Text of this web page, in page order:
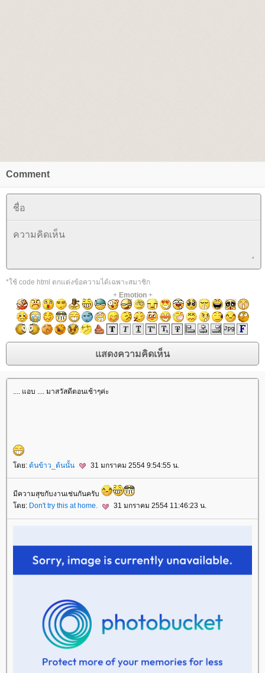
Comment
*ใช้ code html ตกแต่งข้อความได้เฉพาะสมาชิก
+ Emotion+
.... แอบ .... มาสวัสดีตอนเช้าๆค่ะ
ดย: ต้นข้าว_ต้นนั้น 31 มกราคม 2554 9:54:55 น.
มีความสุขกับงานเช่นกันครับ
ดย: Don't try this at home. 31 มกราคม 2554 11:46:23 น.